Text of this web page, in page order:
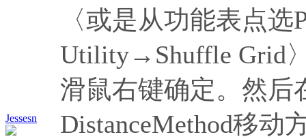
Jessesn
〈或是从功能表点
Utility→Shuffle Grid
滑鼠右键确定。然后
DistanceMethod移动